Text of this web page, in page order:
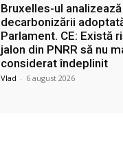
Bruxelles-ul
decarbonizării
Parlament. CE: Există
jalon din PNRR să nu
considerat îndeplinit
Vlad - 6 august 2026